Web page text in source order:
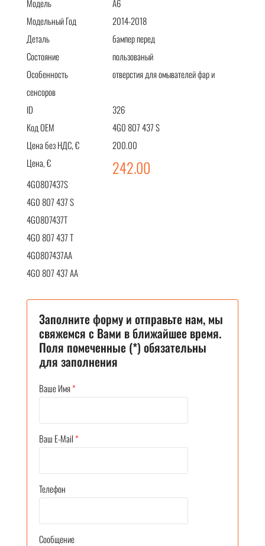
Модель
A6
Модельный Год
2014-2018
Деталь
бампер перед
Состояние
пользованый
Особенность
отверстия для омывателей фар и
сенсоров
ID
326
Код OEM
4G0 807 437 S
Цена без НДС, €
200.00
Цена, €
242.00
4G0807437S
4G0 807 437 S
4G0807437T
4G0 807 437 T
4G0807437AA
4G0 807 437 AA
Заполните форму и отправьте нам, мы
свяжемся с Вами в ближайшее время.
Поля помеченные (*) обязательны
для заполнения
Ваше Имя*
Ваш E-Mail*
Телефон
Сообщение